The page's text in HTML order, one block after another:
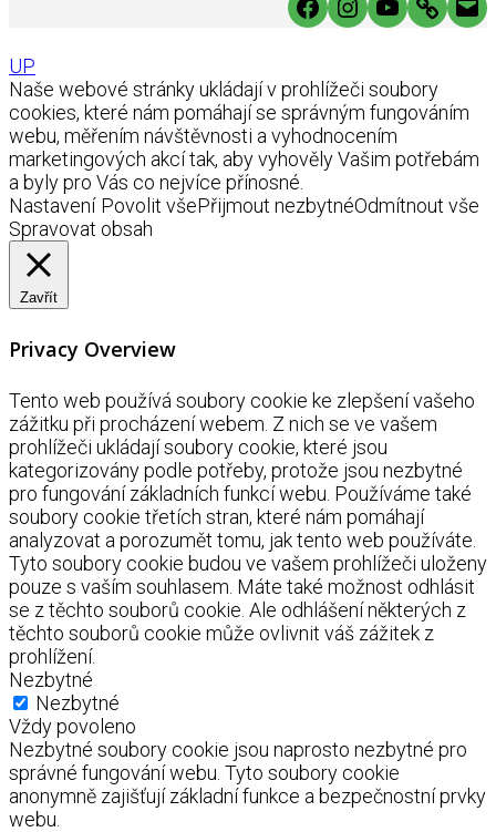
UP
Naše webové stránky ukládají v prohlížeči soubory
cookies, které nám pomáhají se správným fungováním
webu, měřením návštěvnosti a vyhodnocením
marketingových akcí tak, aby vyhověly Vašim potřebám
a byly pro Vás co nejvíce přínosné.
Nastavení Povolit všePřijmout nezbytnéOdmítnout vše
Spravovat obsah
Zavřít
Privacy Overview
Tento web používá soubory cookie ke zlepšení vašeho
zážitku při procházení webem. Z nich se ve vašem
prohlížeči ukládají soubory cookie, které jsou
kategorizovány podle potřeby, protože jsou nezbytné
pro fungování základních funkcí webu. Používáme také
soubory cookie třetích stran, které nám pomáhají
analyzovat a porozumět tomu, jak tento web používáte.
Tyto soubory cookie budou ve vašem prohlížeči uloženy
pouze s vaším souhlasem. Máte také možnost odhlásit
se z těchto souborů cookie. Ale odhlášení některých z
těchto souborů cookie může ovlivnit váš zážitek z
prohlížení.
Nezbytné
Nezbytné
Vždy povoleno
Nezbytné soubory cookie jsou naprosto nezbytné pro
správné fungování webu. Tyto soubory cookie
anonymně zajišťují základní funkce a bezpečnostní prvky
webu.